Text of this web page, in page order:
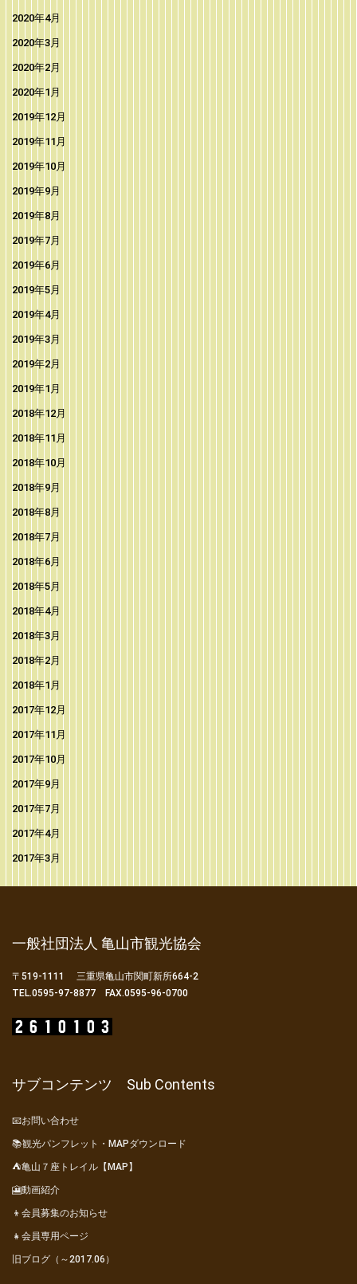
2020年4月
2020年3月
2020年2月
2020年1月
2019年12月
2019年11月
2019年10月
2019年9月
2019年8月
2019年7月
2019年6月
2019年5月
2019年4月
2019年3月
2019年2月
2019年1月
2018年12月
2018年11月
2018年10月
2018年9月
2018年8月
2018年7月
2018年6月
2018年5月
2018年4月
2018年3月
2018年2月
2018年1月
2017年12月
2017年11月
2017年10月
2017年9月
2017年7月
2017年4月
2017年3月
一般社団法人 亀山市観光協会
〒519-1111 三重県亀山市関町新所664-2
TEL.0595-97-8877 FAX.0595-96-0700
サブコンテンツ Sub Contents
📧お問い合わせ
📚観光パンフレット・MAPダウンロード
⛺亀山７座トレイル【MAP】
🎦動画紹介
👦会員募集のお知らせ
👧会員専用ページ
旧ブログ（～2017.06）